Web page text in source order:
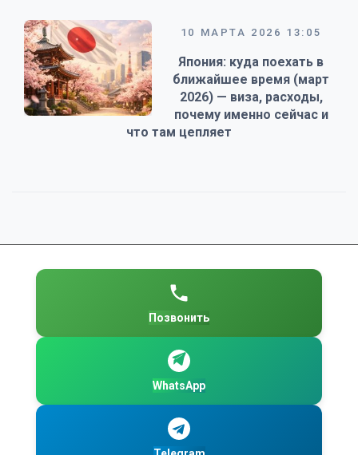
10 МАРТА 2026 13:05
Япония: куда поехать в
ближайшее время (март
2026) — виза, расходы,
почему именно сейчас и
что там цепляет
Позвонить
WhatsApp